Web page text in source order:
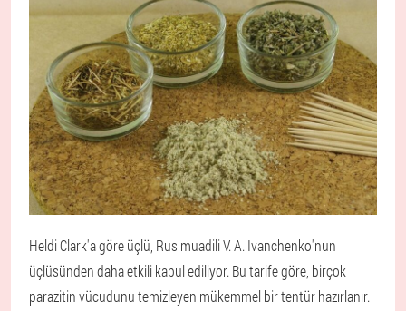
Heldi Clark'a göre üçlü, Rus muadili V. A. Ivanchenko'nun
üçlüsünden daha etkili kabul ediliyor. Bu tarife göre, birçok
parazitin vücudunu temizleyen mükemmel bir tentür hazırlanır.